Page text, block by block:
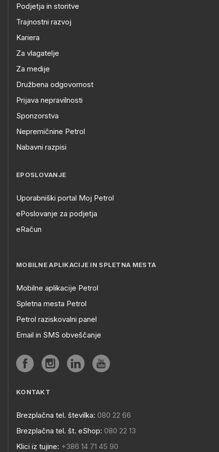
Podjetja in storitve
Trajnostni razvoj
Kariera
Za vlagatelje
Za medije
Družbena odgovornost
Prijava nepravilnosti
Sponzorstva
Nepremičnine Petrol
Nabavni razpisi
EPOSLOVANJE
Uporabniški portal Moj Petrol
ePoslovanje za podjetja
eRačun
MOBILNE APLIKACIJE IN SPLETNA MESTA
Mobilne aplikacije Petrol
Spletna mesta Petrol
Petrol raziskovalni panel
Email in SMS obveščanje
KONTAKT
Brezplačna tel. številka: 080 22 66
Brezplačna tel. št. eShop: 080 22 13
Klici iz tujine: +386 14 71 45 90